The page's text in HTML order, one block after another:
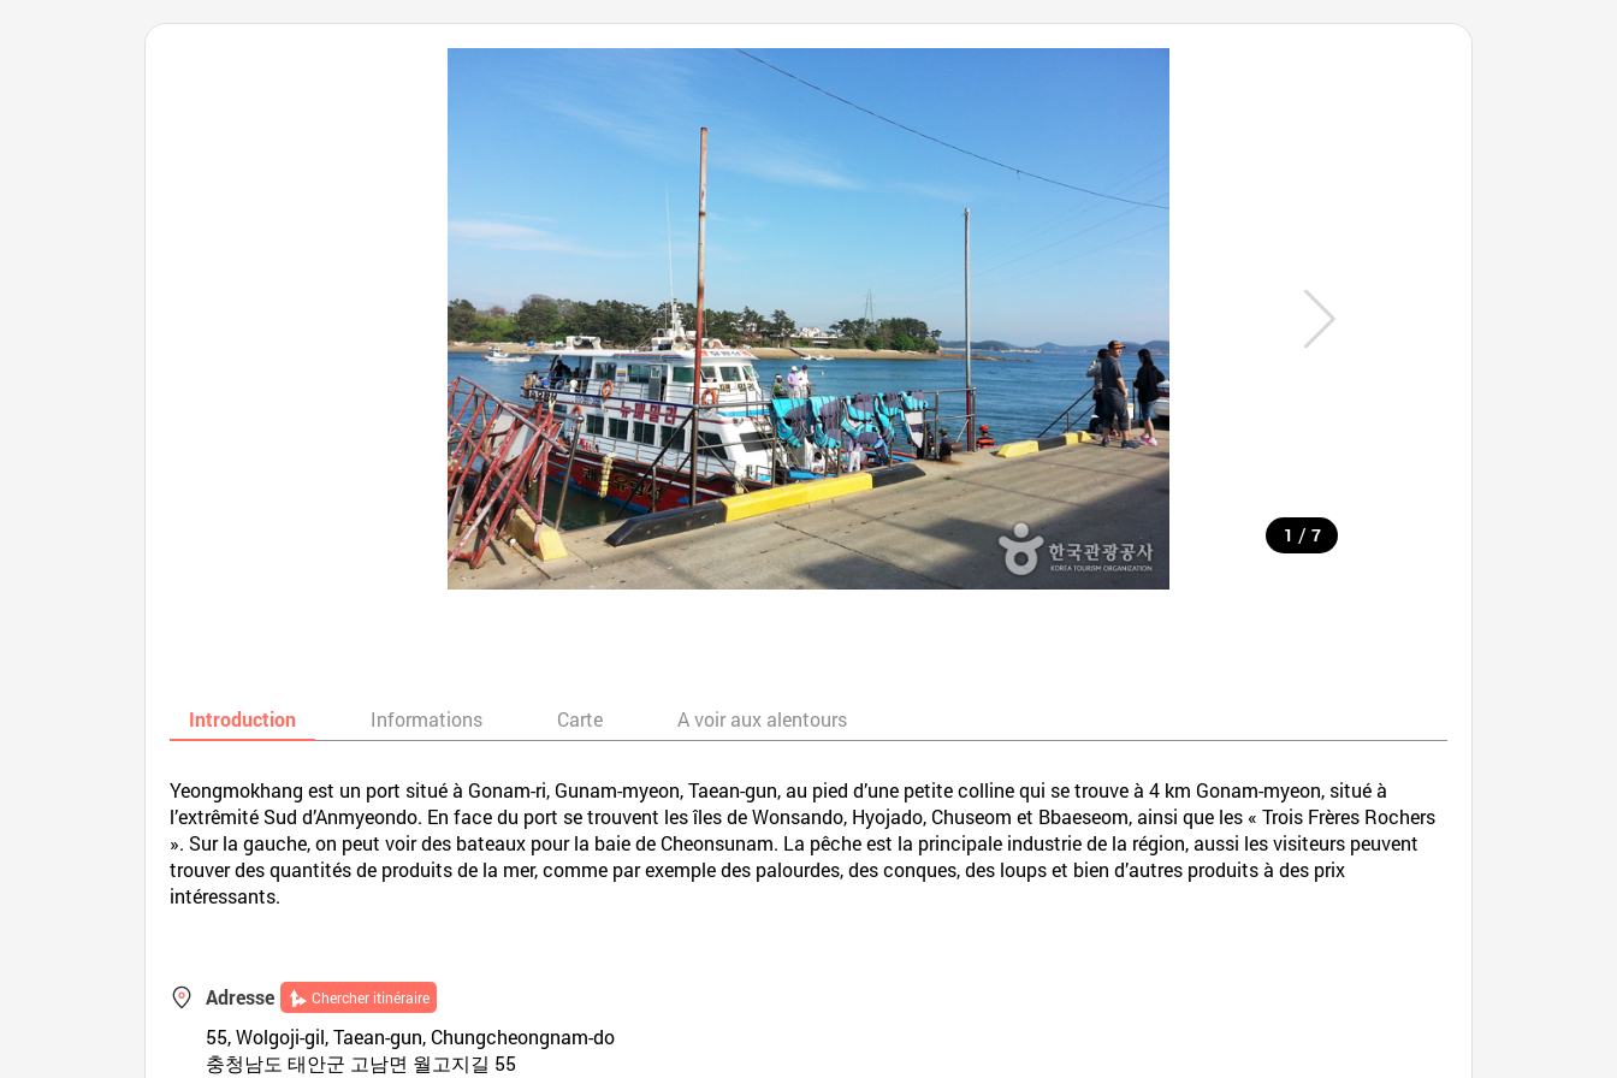
1 / 7
Introduction Informations Carte A voir aux alentours
Yeongmokhang est un port situé à Gonam-ri, Gunam-myeon, Taean-gun, au pied d’une petite colline qui se trouve à 4 km Gonam-myeon, situé à
l’extrêmité Sud d’Anmyeondo. En face du port se trouvent les îles de Wonsando, Hyojado, Chuseom et Bbaeseom, ainsi que les « Trois Frères Rochers
». Sur la gauche, on peut voir des bateaux pour la baie de Cheonsunam. La pêche est la principale industrie de la région, aussi les visiteurs peuvent
trouver des quantités de produits de la mer, comme par exemple des palourdes, des conques, des loups et bien d’autres produits à des prix
intéressants.
Adresse Chercher itinéraire
55, Wolgoji-gil, Taean-gun, Chungcheongnam-do
충청남도 태안군 고남면 월고지길 55